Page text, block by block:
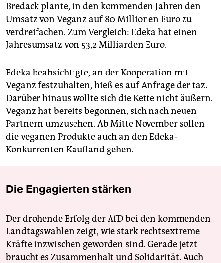
Bredack plante, in den kommenden Jahren den
Umsatz von Veganz auf 80 Millionen Euro zu
verdreifachen. Zum Vergleich: Edeka hat einen
Jahresumsatz von 53,2 Milliarden Euro.
Edeka beabsichtigte, an der Kooperation mit
Veganz festzuhalten, hieß es auf Anfrage der taz.
Darüber hinaus wollte sich die Kette nicht äußern.
Veganz hat bereits begonnen, sich nach neuen
Partnern umzusehen. Ab Mitte November sollen
die veganen Produkte auch an den Edeka-
Konkurrenten Kaufland gehen.
Die Engagierten stärken
Der drohende Erfolg der AfD bei den kommenden
Landtagswahlen zeigt, wie stark rechtsextreme
Kräfte inzwischen geworden sind. Gerade jetzt
braucht es Zusammenhalt und Solidarität. Auch